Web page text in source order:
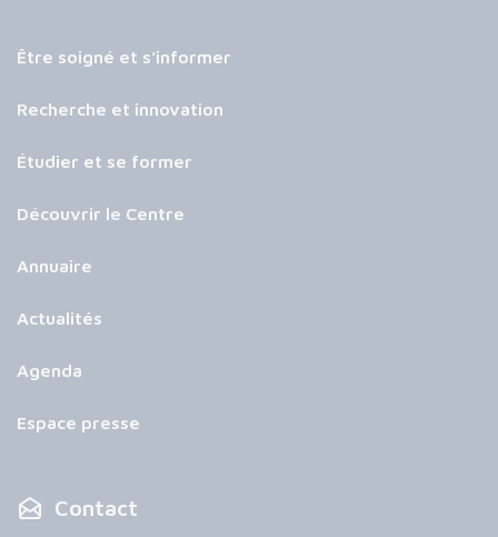
Être soigné et s’informer
Recherche et innovation
Étudier et se former
Découvrir le Centre
Annuaire
Actualités
Agenda
Espace presse
Contact